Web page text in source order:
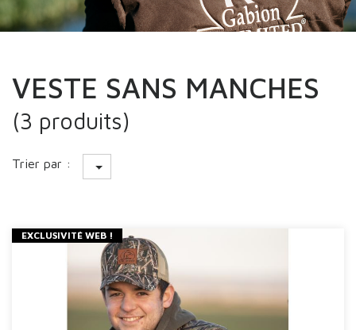
VESTE SANS MANCHES
(3 produits)
Trier par :
EXCLUSIVITÉ WEB !